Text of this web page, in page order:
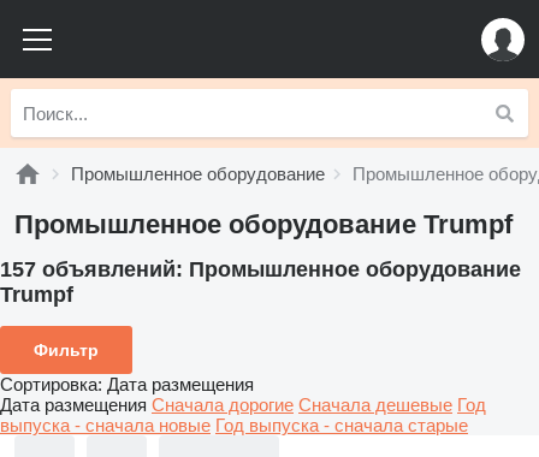
Промышленное оборудование Промышленное
Промышленное оборудование Trumpf
157 объявлений: Промышленное оборудование
Trumpf
Фильтр
Сортировка: Дата размещения
Дата размещения Сначала дорогие Сначала дешевые Год
выпуска - сначала новые Год выпуска - сначала старые